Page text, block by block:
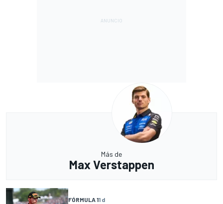
Más de
Max Verstappen
FÓRMULA 11 d